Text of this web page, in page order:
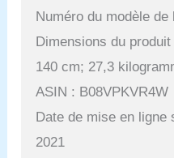
Numéro du modèle de
Dimensions du
140 cm; 27,3
ASIN : B08VPKVR4W
Date de mise en
2021